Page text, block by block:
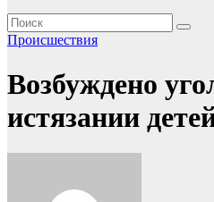
Происшествия
Возбуждено
истязании